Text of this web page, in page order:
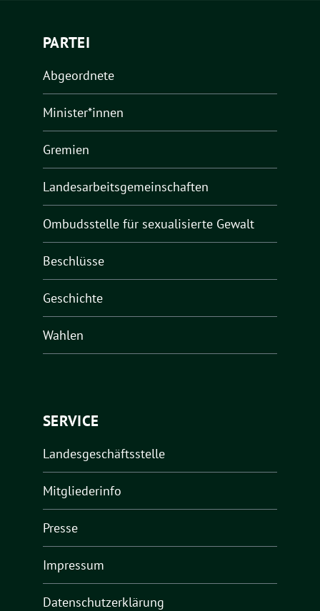
PARTEI
Abgeordnete
Minister*innen
Gremien
Landesarbeitsgemeinschaften
Ombudsstelle für sexualisierte Gewalt
Beschlüsse
Geschichte
Wahlen
SERVICE
Landesgeschäftsstelle
Mitgliederinfo
Presse
Impressum
Datenschutzerklärung